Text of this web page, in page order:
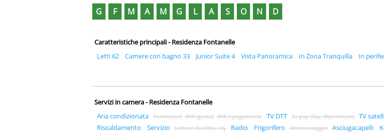
G F M A M G L A S O N D
Caratteristiche principali - Residenza Fontanelle
Letti 62
Camere con bagno 33 Junior Suite 4 Vista Panoramica In Zona Tranquilla In
Servizi in camera - Residenza Fontanelle
Aria condizionata Ventilatore Wifi (gratis) Wifi a pagamento TV DTT Tv pay (Sky, Mpremium) TV
Riscaldamento
Servizio Lettore dvd/blu-ray Radio Frigorifero Idromassaggio Asciugacapelli